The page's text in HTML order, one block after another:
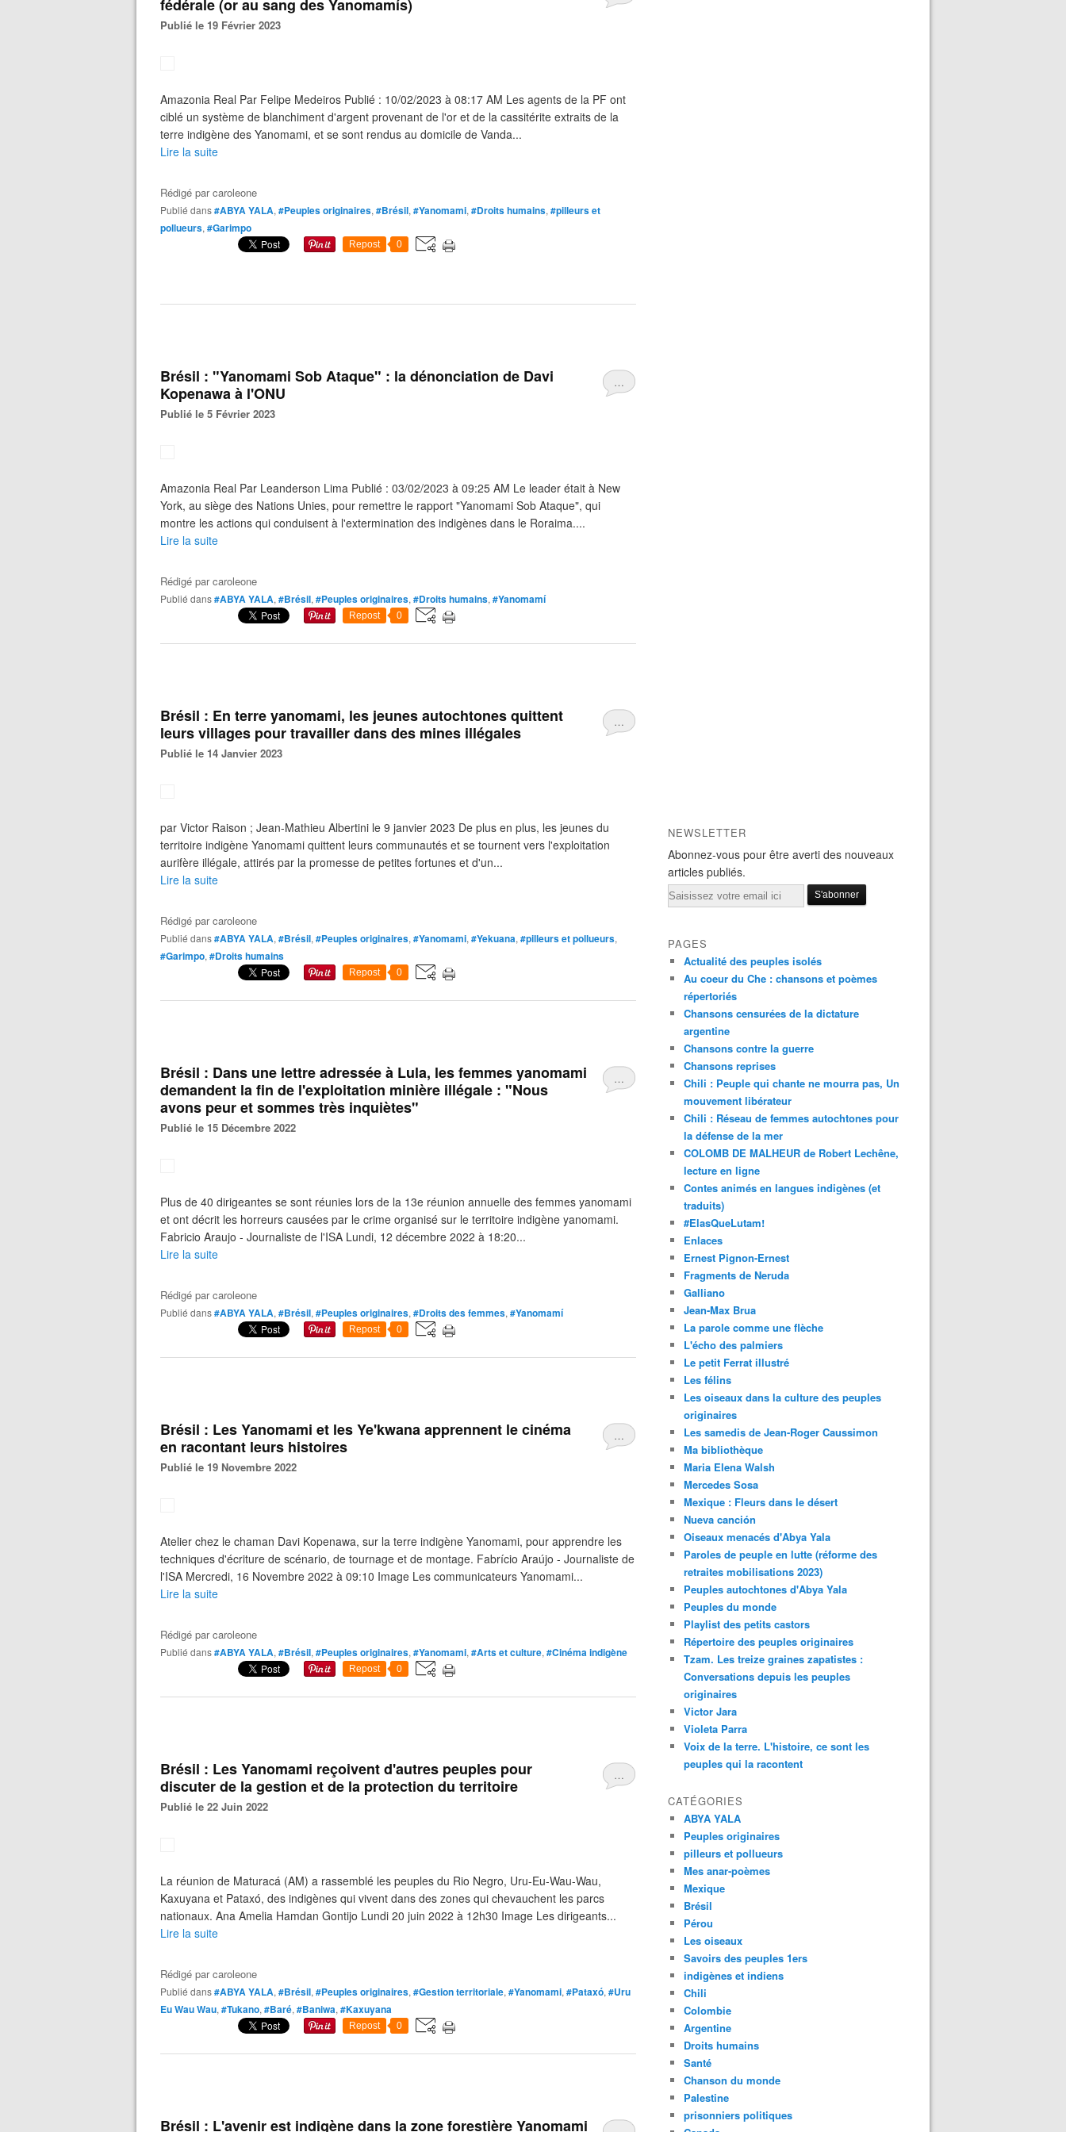
fédérale (or au sang des Yanomamís)
Publié le 19 Février 2023
Amazonia Real Par Felipe Medeiros Publié : 10/02/2023 à 08:17 AM Les agents de la PF ont
ciblé un système de blanchiment d'argent provenant de l'or et de la cassitérite extraits de la
terre indigène des Yanomami, et se sont rendus au domicile de Vanda...
Lire la suite
Rédigé parcaroleone
Publié dans#ABYA YALA, #Peuples originaires, #Brésil, #Yanomami, #Droits humains, #pilleurs et
pollueurs, #Garimpo
Repost 0
…
Brésil : "Yanomami Sob Ataque" : la dénonciation de Davi
Kopenawa à l'ONU
Publié le 5 Février 2023
Amazonia Real Par Leanderson Lima Publié : 03/02/2023 à 09:25 AM Le leader était à New
York, au siège des Nations Unies, pour remettre le rapport "Yanomami Sob Ataque", qui
montre les actions qui conduisent à l'extermination des indigènes dans le Roraima....
Lire la suite
Rédigé parcaroleone
Publié dans#ABYA YALA, #Brésil, #Peuples originaires, #Droits humains, #Yanomamí
Repost 0
…
Brésil : En terre yanomami, les jeunes autochtones quittent
leurs villages pour travailler dans des mines illégales
Publié le 14 Janvier 2023
par Victor Raison ; Jean-Mathieu Albertini le 9 janvier 2023 De plus en plus, les jeunes du
territoire indigène Yanomami quittent leurs communautés et se tournent vers l'exploitation
aurifère illégale, attirés par la promesse de petites fortunes et d'un...
Lire la suite
Rédigé parcaroleone
Publié dans#ABYA YALA, #Brésil, #Peuples originaires, #Yanomami, #Yekuana, #pilleurs et pollueurs,
#Garimpo, #Droits humains
Repost 0
…
Brésil : Dans une lettre adressée à Lula, les femmes yanomami
demandent la fin de l'exploitation minière illégale : "Nous
avons peur et sommes très inquiètes"
Publié le 15 Décembre 2022
Plus de 40 dirigeantes se sont réunies lors de la 13e réunion annuelle des femmes yanomami
et ont décrit les horreurs causées par le crime organisé sur le territoire indigène yanomami.
Fabricio Araujo - Journaliste de l'ISA Lundi, 12 décembre 2022 à 18:20...
Lire la suite
Rédigé parcaroleone
Publié dans#ABYA YALA, #Brésil, #Peuples originaires, #Droits des femmes, #Yanomamí
Repost 0
…
Brésil : Les Yanomami et les Ye'kwana apprennent le cinéma
en racontant leurs histoires
Publié le 19 Novembre 2022
Atelier chez le chaman Davi Kopenawa, sur la terre indigène Yanomami, pour apprendre les
techniques d'écriture de scénario, de tournage et de montage. Fabrício Araújo - Journaliste de
l'ISA Mercredi, 16 Novembre 2022 à 09:10 Image Les communicateurs Yanomami...
Lire la suite
Rédigé parcaroleone
Publié dans#ABYA YALA, #Brésil, #Peuples originaires, #Yanomami, #Arts et culture, #Cinéma indigène
Repost 0
…
Brésil : Les Yanomami reçoivent d'autres peuples pour
discuter de la gestion et de la protection du territoire
Publié le 22 Juin 2022
La réunion de Maturacá (AM) a rassemblé les peuples du Rio Negro, Uru-Eu-Wau-Wau,
Kaxuyana et Pataxó, des indigènes qui vivent dans des zones qui chevauchent les parcs
nationaux. Ana Amelia Hamdan Gontijo Lundi 20 juin 2022 à 12h30 Image Les dirigeants...
Lire la suite
Rédigé parcaroleone
Publié dans#ABYA YALA, #Brésil, #Peuples originaires, #Gestion territoriale, #Yanomami, #Pataxó, #Uru
Eu Wau Wau, #Tukano, #Baré, #Baniwa, #Kaxuyana
Repost 0
Brésil : L'avenir est indigène dans la zone forestière Yanomami
NEWSLETTER
Abonnez-vous pour être averti des nouveaux
articles publiés.
Email
PAGES
Actualité des peuples isolés
Au coeur du Che : chansons et poèmes
répertoriés
Chansons censurées de la dictature
argentine
Chansons contre la guerre
Chansons reprises
Chili : Peuple qui chante ne mourra pas, Un
mouvement libérateur
Chili : Réseau de femmes autochtones pour
la défense de la mer
COLOMB DE MALHEUR de Robert Lechêne,
lecture en ligne
Contes animés en langues indigènes (et
traduits)
#ElasQueLutam!
Enlaces
Ernest Pignon-Ernest
Fragments de Neruda
Galliano
Jean-Max Brua
La parole comme une flèche
L'écho des palmiers
Le petit Ferrat illustré
Les félins
Les oiseaux dans la culture des peuples
originaires
Les samedis de Jean-Roger Caussimon
Ma bibliothèque
Maria Elena Walsh
Mercedes Sosa
Mexique : Fleurs dans le désert
Nueva canción
Oiseaux menacés d'Abya Yala
Paroles de peuple en lutte (réforme des
retraites mobilisations 2023)
Peuples autochtones d'Abya Yala
Peuples du monde
Playlist des petits castors
Répertoire des peuples originaires
Tzam. Les treize graines zapatistes :
Conversations depuis les peuples
originaires
Victor Jara
Violeta Parra
Voix de la terre. L'histoire, ce sont les
peuples qui la racontent
CATÉGORIES
ABYA YALA
Peuples originaires
pilleurs et pollueurs
Mes anar-poèmes
Mexique
Brésil
Pérou
Les oiseaux
Savoirs des peuples 1ers
indigènes et indiens
Chili
Colombie
Argentine
Droits humains
Santé
Chanson du monde
Palestine
prisonniers politiques